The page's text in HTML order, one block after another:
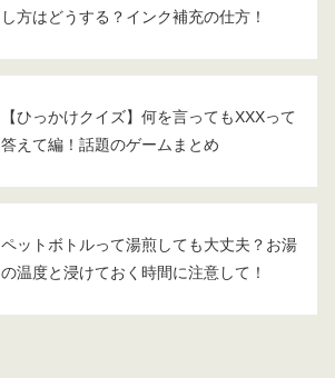
し方はどうする？インク補充の仕方！
【ひっかけクイズ】何を言ってもXXXって
答えて編！話題のゲームまとめ
ペットボトルって湯煎しても大丈夫？お湯
の温度と浸けておく時間に注意して！